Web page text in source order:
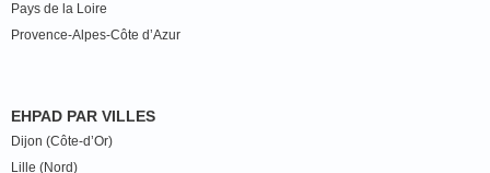
Pays de la Loire
Provence-Alpes-Côte d’Azur
EHPAD PAR VILLES
Dijon (Côte-d’Or)
Lille (Nord)